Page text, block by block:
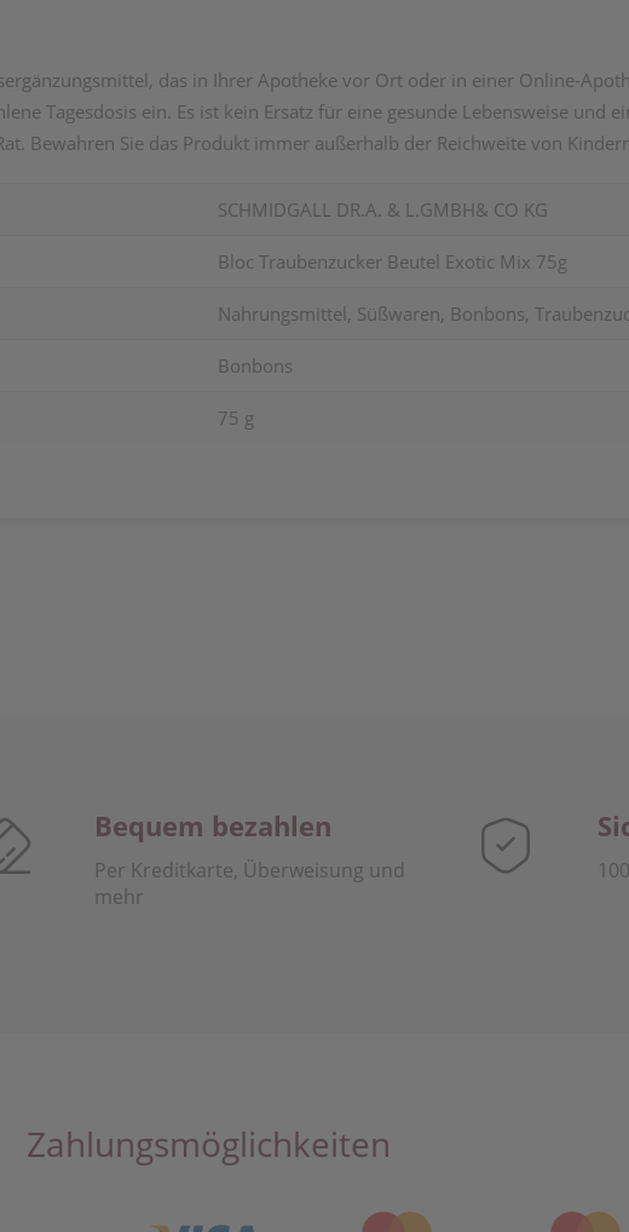
das in Ihrer Apotheke vor Ort oder in einer Online-
Tagesdosis ein. Es ist kein Ersatz für eine gesunde Lebensweise und
Bewahren Sie das Produkt immer außerhalb der Reichweite von
SCHMIDGALL DR.A. & L.GMBH& CO KG
Bloc Traubenzucker Beutel Exotic Mix 75g
Nahrungsmittel, Süßwaren, Bonbons,
Bonbons
75 g
Bequem bezahlen
Per Kreditkarte, Überweisung und
mehr
Zahlungsmöglichkeiten